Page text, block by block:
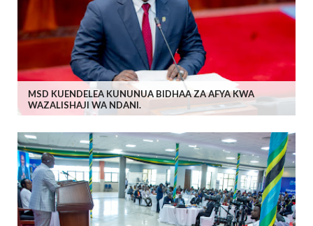
MSD KUENDELEA KUNUNUA BIDHAA ZA AFYA KWA
WAZALISHAJI WA NDANI.